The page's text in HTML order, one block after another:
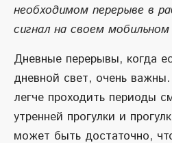
необходимом перерыве в
сигнал на своем
Дневные перерывы, когда
дневной свет, очень
легче проходить периоды
утренней прогулки и
может быть достаточно,